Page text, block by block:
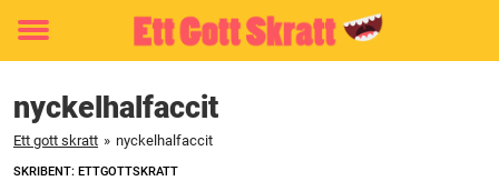
Toggle
nyckelhalfaccit
Ett gott skratt » nyckelhalfaccit
SKRIBENT: ETTGOTTSKRATT